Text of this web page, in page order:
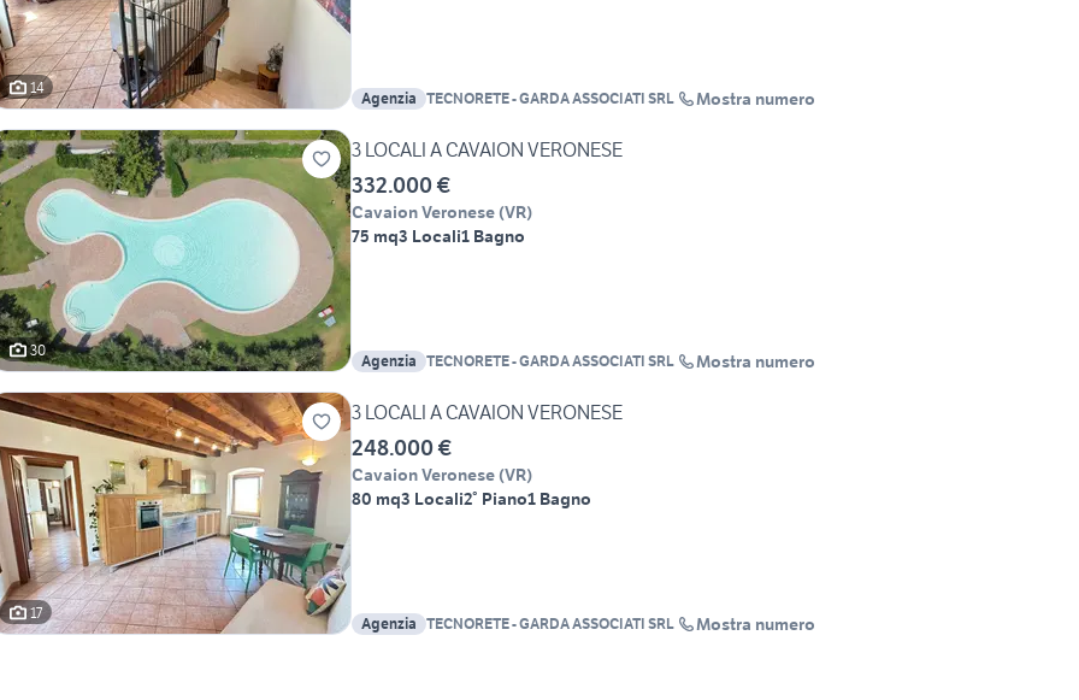
14
Agenzia TECNORETE - GARDA ASSOCIATI SRL Mostra numero
30
3 LOCALI A CAVAION VERONESE
332.000 €
Cavaion Veronese (VR)
75 mq3 Locali1 Bagno
Agenzia TECNORETE - GARDA ASSOCIATI SRL Mostra numero
17
3 LOCALI A CAVAION VERONESE
248.000 €
Cavaion Veronese (VR)
80 mq3 Locali2° Piano1 Bagno
Agenzia TECNORETE - GARDA ASSOCIATI SRL Mostra numero